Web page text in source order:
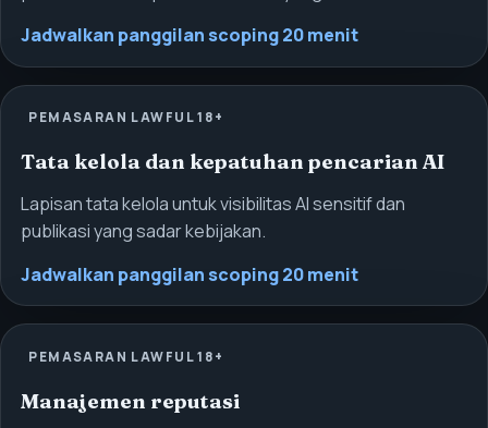
Jadwalkan panggilan scoping 20 menit
PEMASARAN LAWFUL 18+
Tata kelola dan kepatuhan pencarian AI
Lapisan tata kelola untuk visibilitas AI sensitif dan
publikasi yang sadar kebijakan.
Jadwalkan panggilan scoping 20 menit
PEMASARAN LAWFUL 18+
Manajemen reputasi